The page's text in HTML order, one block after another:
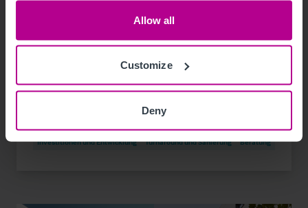
Allow all
Customize
Deny
Investitionen und Entwicklung
Turnaround und Sanierung Beratung